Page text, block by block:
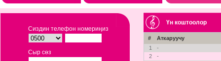
Сиздин телефон номериңиз
Сыр сөз
Үн коштоолор
#
Аткаруучу
1
-
2
-